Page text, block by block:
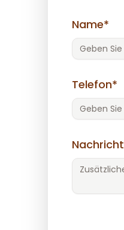
Name*
Telefon*
Nachricht